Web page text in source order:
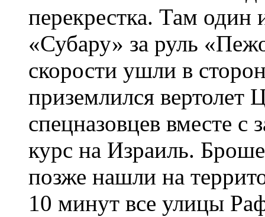
перекрестка. Там один
«Субару» за руль
скорости ушли в
приземлился
cпецназовцев вместе
курс на Израиль.
позже нашли на
10 минут все улицы